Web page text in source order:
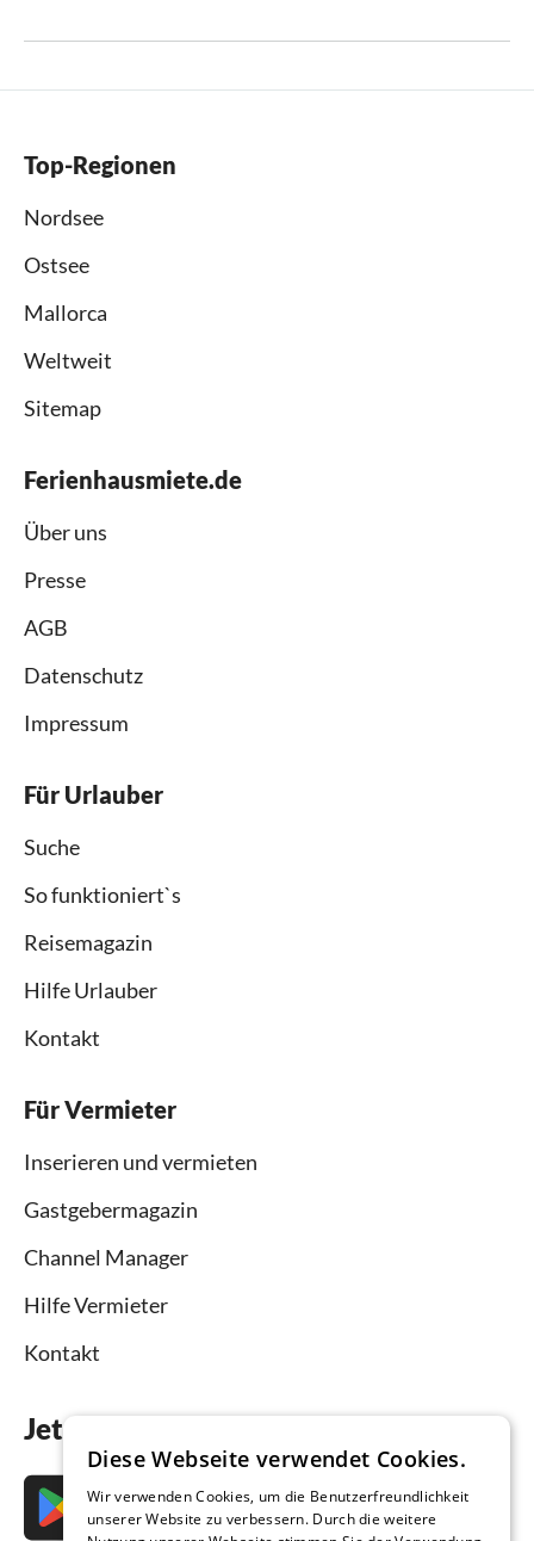
Top-Regionen
Nordsee
Ostsee
Mallorca
Weltweit
Sitemap
Ferienhausmiete.de
Über uns
Presse
AGB
Datenschutz
Impressum
Für Urlauber
Suche
So funktioniert`s
Reisemagazin
Hilfe Urlauber
Kontakt
Für Vermieter
Inserieren und vermieten
Gastgebermagazin
Channel Manager
Hilfe Vermieter
Kontakt
Jetzt die App downloaden
Diese Webseite verwendet Cookies.
Wir verwenden Cookies, um die Benutzerfreundlichkeit
unserer Website zu verbessern. Durch die weitere